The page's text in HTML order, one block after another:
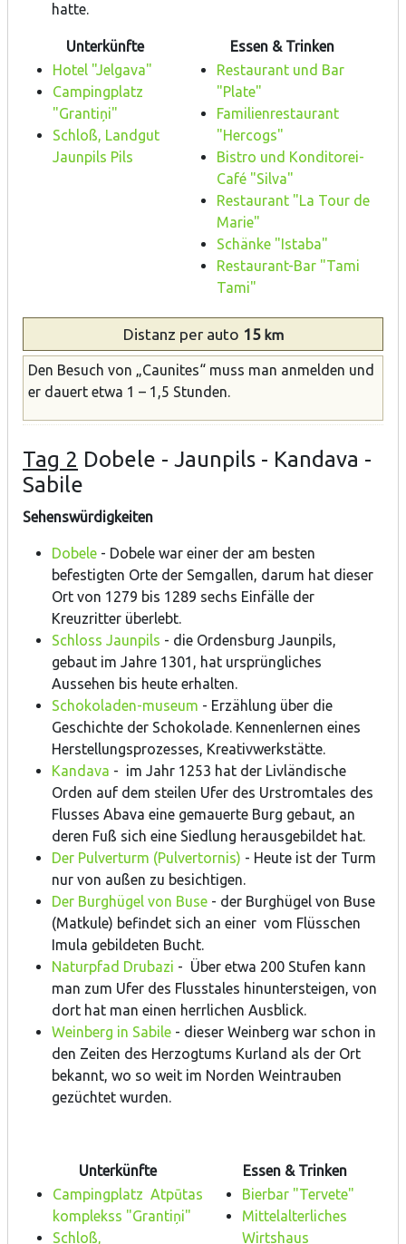
hatte.
Unterkünfte
Essen & Trinken
Hotel "Jelgava"
Campingplatz
"Grantiņi"
Schloß, Landgut
Jaunpils Pils
Restaurant und Bar
"Plate"
Familienrestaurant
"Hercogs"
Bistro und Konditorei-
Café "Silva"
Restaurant "La Tour de
Marie"
Schänke "Istaba"
Restaurant-Bar "Tami
Tami"
Distanz per auto 15km
Den Besuch von „Caunites“ muss man anmelden und
er dauert etwa 1 – 1,5 Stunden.
Tag 2 Dobele - Jaunpils - Kandava -
Sabile
Sehenswürdigkeiten
Dobele - Dobele war einer der am besten
befestigten Orte der Semgallen, darum hat dieser
Ort von 1279 bis 1289 sechs Einfälle der
Kreuzritter überlebt.
Schloss Jaunpils - die Ordensburg Jaunpils,
gebaut im Jahre 1301, hat ursprüngliches
Aussehen bis heute erhalten.
Schokoladen-museum - Erzählung über die
Geschichte der Schokolade. Kennenlernen eines
Herstellungsprozesses, Kreativwerkstätte.
Kandava - im Jahr 1253 hat der Livländische
Orden auf dem steilen Ufer des Urstromtales des
Flusses Abava eine gemauerte Burg gebaut, an
deren Fuß sich eine Siedlung herausgebildet hat.
Der Pulverturm (Pulvertornis) - Heute ist der Turm
nur von außen zu besichtigen.
Der Burghügel von Buse - der Burghügel von Buse
(Matkule) befindet sich an einer vom Flüsschen
Imula gebildeten Bucht.
Naturpfad Drubazi - Über etwa 200 Stufen kann
man zum Ufer des Flusstales hinuntersteigen, von
dort hat man einen herrlichen Ausblick.
Weinberg in Sabile - dieser Weinberg war schon in
den Zeiten des Herzogtums Kurland als der Ort
bekannt, wo so weit im Norden Weintrauben
gezüchtet wurden.
Unterkünfte
Essen & Trinken
Campingplatz Atpūtas
komplekss "Grantiņi"
Schloß,
Bierbar "Tervete"
Mittelalterliches
Wirtshaus